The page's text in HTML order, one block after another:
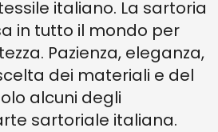
italiano. La sartoria
in tutto il mondo per
Pazienza, eleganza,
dei materiali e del
alcuni degli
sartoriale italiana.